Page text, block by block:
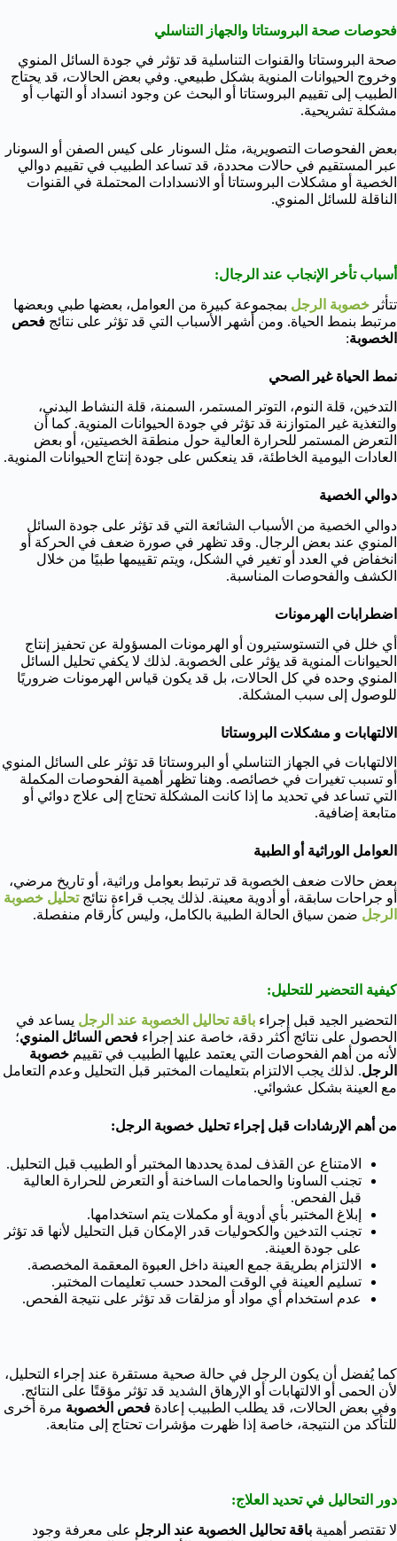
فحوصات صحة البروستاتا والجهاز التناسلي
صحة البروستاتا والقنوات التناسلية قد تؤثر في جودة السائل المنوي
وخروج الحيوانات المنوية بشكل طبيعي. وفي بعض الحالات، قد يحتاج
الطبيب إلى تقييم البروستاتا أو البحث عن وجود انسداد أو التهاب أو
مشكلة تشريحية.
بعض الفحوصات التصويرية، مثل السونار على كيس الصفن أو السونار
عبر المستقيم في حالات محددة، قد تساعد الطبيب في تقييم دوالي
الخصية أو مشكلات البروستاتا أو الانسدادات المحتملة في القنوات
الناقلة للسائل المنوي.
أسباب تأخر الإنجاب عند الرجال:
تتأثر خصوبة الرجل بمجموعة كبيرة من العوامل، بعضها طبي وبعضها
مرتبط بنمط الحياة. ومن أشهر الأسباب التي قد تؤثر على نتائج فحص
الخصوبة:
نمط الحياة غير الصحي
التدخين، قلة النوم، التوتر المستمر، السمنة، قلة النشاط البدني،
والتغذية غير المتوازنة قد تؤثر في جودة الحيوانات المنوية. كما أن
التعرض المستمر للحرارة العالية حول منطقة الخصيتين، أو بعض
العادات اليومية الخاطئة، قد ينعكس على جودة إنتاج الحيوانات المنوية.
دوالي الخصية
دوالي الخصية من الأسباب الشائعة التي قد تؤثر على جودة السائل
المنوي عند بعض الرجال. وقد تظهر في صورة ضعف في الحركة أو
انخفاض في العدد أو تغير في الشكل، ويتم تقييمها طبيًا من خلال
الكشف والفحوصات المناسبة.
اضطرابات الهرمونات
أي خلل في التستوستيرون أو الهرمونات المسؤولة عن تحفيز إنتاج
الحيوانات المنوية قد يؤثر على الخصوبة. لذلك لا يكفي تحليل السائل
المنوي وحده في كل الحالات، بل قد يكون قياس الهرمونات ضروريًا
للوصول إلى سبب المشكلة.
الالتهابات و مشكلات البروستاتا
الالتهابات في الجهاز التناسلي أو البروستاتا قد تؤثر على السائل المنوي
أو تسبب تغيرات في خصائصه. وهنا تظهر أهمية الفحوصات المكملة
التي تساعد في تحديد ما إذا كانت المشكلة تحتاج إلى علاج دوائي أو
متابعة إضافية.
العوامل الوراثية أو الطبية
بعض حالات ضعف الخصوبة قد ترتبط بعوامل وراثية، أو تاريخ مرضي،
أو جراحات سابقة، أو أدوية معينة. لذلك يجب قراءة نتائجتحليل خصوبة
الرجل ضمن سياق الحالة الطبية بالكامل، وليس كأرقام منفصلة.
كيفية التحضير للتحليل:
التحضير الجيد قبل إجراء باقة تحاليل الخصوبة عند الرجل يساعد في
الحصول على نتائج أكثر دقة، خاصة عند إجراء فحص السائل المنوي؛
لأنه من أهم الفحوصات التي يعتمد عليها الطبيب في تقييم خصوبة
الرجل. لذلك يجب الالتزام بتعليمات المختبر قبل التحليل وعدم التعامل
مع العينة بشكل عشوائي.
من أهم الإرشادات قبل إجراء تحليل خصوبة الرجل:
الامتناع عن القذف لمدة يحددها المختبر أو الطبيب قبل التحليل.
تجنب الساونا والحمامات الساخنة أو التعرض للحرارة العالية
قبل الفحص.
إبلاغ المختبر بأي أدوية أو مكملات يتم استخدامها.
تجنب التدخين والكحوليات قدر الإمكان قبل التحليل لأنها قد تؤثر
على جودة العينة.
الالتزام بطريقة جمع العينة داخل العبوة المعقمة المخصصة.
تسليم العينة في الوقت المحدد حسب تعليمات المختبر.
عدم استخدام أي مواد أو مزلقات قد تؤثر على نتيجة الفحص.
كما يُفضل أن يكون الرجل في حالة صحية مستقرة عند إجراء التحليل،
لأن الحمى أو الالتهابات أو الإرهاق الشديد قد تؤثر مؤقتًا على النتائج.
وفي بعض الحالات، قد يطلب الطبيب إعادة فحص الخصوبة مرة أخرى
للتأكد من النتيجة، خاصة إذا ظهرت مؤشرات تحتاج إلى متابعة.
دور التحاليل في تحديد العلاج:
لا تقتصر أهمية باقة تحاليل الخصوبة عند الرجل على معرفة وجود